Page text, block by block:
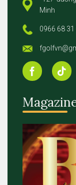
Minh
0966 68 31